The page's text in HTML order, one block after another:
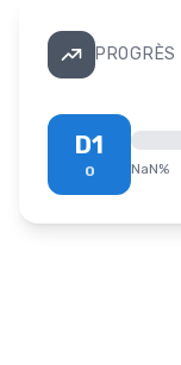
D1
0 NaN%